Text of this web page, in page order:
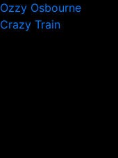
Ozzy Osbourne
Crazy Train